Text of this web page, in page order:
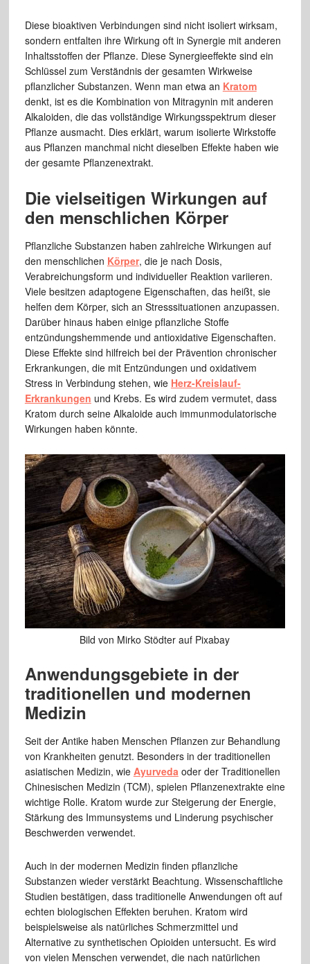
Diese bioaktiven Verbindungen sind nicht isoliert wirksam,
sondern entfalten ihre Wirkung oft in Synergie mit anderen
Inhaltsstoffen der Pflanze. Diese Synergieeffekte sind ein
Schlüssel zum Verständnis der gesamten Wirkweise
pflanzlicher Substanzen. Wenn man etwa an Kratom
denkt, ist es die Kombination von Mitragynin mit anderen
Alkaloiden, die das vollständige Wirkungsspektrum dieser
Pflanze ausmacht. Dies erklärt, warum isolierte Wirkstoffe
aus Pflanzen manchmal nicht dieselben Effekte haben wie
der gesamte Pflanzenextrakt.
Die vielseitigen Wirkungen auf
den menschlichen Körper
Pflanzliche Substanzen haben zahlreiche Wirkungen auf
den menschlichen Körper, die je nach Dosis,
Verabreichungsform und individueller Reaktion variieren.
Viele besitzen adaptogene Eigenschaften, das heißt, sie
helfen dem Körper, sich an Stresssituationen anzupassen.
Darüber hinaus haben einige pflanzliche Stoffe
entzündungshemmende und antioxidative Eigenschaften.
Diese Effekte sind hilfreich bei der Prävention chronischer
Erkrankungen, die mit Entzündungen und oxidativem
Stress in Verbindung stehen, wie Herz-Kreislauf-
Erkrankungen und Krebs. Es wird zudem vermutet, dass
Kratom durch seine Alkaloide auch immunmodulatorische
Wirkungen haben könnte.
Bild von Mirko Stödter auf Pixabay
Anwendungsgebiete in der
traditionellen und modernen
Medizin
Seit der Antike haben Menschen Pflanzen zur Behandlung
von Krankheiten genutzt. Besonders in der traditionellen
asiatischen Medizin, wie Ayurveda oder der Traditionellen
Chinesischen Medizin (TCM), spielen Pflanzenextrakte eine
wichtige Rolle. Kratom wurde zur Steigerung der Energie,
Stärkung des Immunsystems und Linderung psychischer
Beschwerden verwendet.
Auch in der modernen Medizin finden pflanzliche
Substanzen wieder verstärkt Beachtung. Wissenschaftliche
Studien bestätigen, dass traditionelle Anwendungen oft auf
echten biologischen Effekten beruhen. Kratom wird
beispielsweise als natürliches Schmerzmittel und
Alternative zu synthetischen Opioiden untersucht. Es wird
von vielen Menschen verwendet, die nach natürlichen